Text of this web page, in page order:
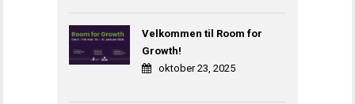
Velkommen til Room for
Growth!
oktober 23, 2025